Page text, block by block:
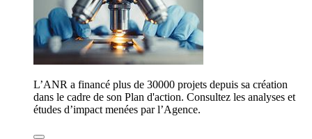
L’ANR a financé plus de 30000 projets depuis sa création
dans le cadre de son Plan d'action. Consultez les analyses et
études d’impact menées par l’Agence.